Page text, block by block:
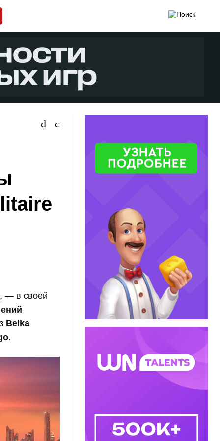
, — в своей
Belka
.